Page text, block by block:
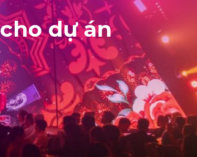
dự án